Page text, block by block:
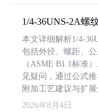
1/4-36UNS-2A螺
本文详细解析1/4-
包括外径、螺距、
（ASME B1.1标准
见疑问，通过公式
附加工艺建议与扩展
2026年8月4日